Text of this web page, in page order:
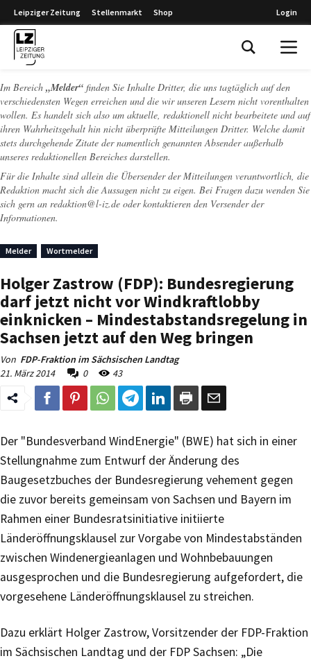
Leipziger Zeitung Stellenmarkt Shop Login
Im Bereich „Melder“ finden Sie Inhalte Dritter, die uns tagtäglich auf den
verschiedensten Wegen erreichen und die wir unseren Lesern nicht vorenthalten
wollen. Es handelt sich also um aktuelle, redaktionell nicht bearbeitete und auf
ihren Wahrheitsgehalt hin nicht überprüfte Mitteilungen Dritter. Welche damit
stets durchgehende Zitate der namentlich genannten Absender außerhalb
unseres redaktionellen Bereiches darstellen.
Für die Inhalte sind allein die Übersender der Mitteilungen verantwortlich, die
Redaktion macht sich die Aussagen nicht zu eigen. Bei Fragen dazu wenden Sie
sich gern an redaktion@l-iz.de oder kontaktieren den Versender der
Informationen.
Melder Wortmelder
Holger Zastrow (FDP): Bundesregierung
darf jetzt nicht vor Windkraftlobby
einknicken – Mindestabstandsregelung in
Sachsen jetzt auf den Weg bringen
Von FDP-Fraktion im Sächsischen Landtag
21. März 2014
0 43
Der "Bundesverband WindEnergie" (BWE) hat sich in einer
Stellungnahme zum Entwurf der Änderung des
Baugesetzbuches der Bundesregierung vehement gegen
die zuvor bereits gemeinsam von Sachsen und Bayern im
Rahmen einer Bundesratsinitiative initiierte
Länderöffnungsklausel zur Vorgabe von Mindestabständen
zwischen Windenergieanlagen und Wohnbebauungen
ausgesprochen und die Bundesregierung aufgefordert, die
vorgesehene Länderöffnungsklausel zu streichen.
Dazu erklärt Holger Zastrow, Vorsitzender der FDP-Fraktion
im Sächsischen Landtag und der FDP Sachsen: „Die